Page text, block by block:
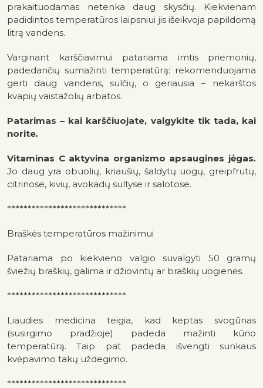
prakaituodamas netenka daug skysčių. Kiekvienam
padidintos temperatūros laipsniui jis išeikvoja papildomą
litrą vandens.
Varginant karščiavimui patariama imtis priemonių,
padedančių sumažinti temperatūrą: rekomenduojama
gerti daug vandens, sulčių, o geriausia – nekarštos
kvapių vaistažolių arbatos.
Patarimas – kai karščiuojate, valgykite tik tada, kai
norite.
Vitaminas C aktyvina organizmo apsaugines jėgas.
Jo daug yra obuolių, kriaušių, šaldytų uogų, greipfrutų,
citrinose, kivių, avokadų sultyse ir salotose.
*****************************
Braškės temperatūros mažinimui
Patariama po kiekvieno valgio suvalgyti 50 gramų
šviežių braškių, galima ir džiovintų ar braškių uogienės.
*****************************
Liaudies medicina teigia, kad keptas svogūnas
(susirgimo pradžioje) padeda mažinti kūno
temperatūrą. Taip pat padeda išvengti sunkaus
kvėpavimo takų uždegimo.
*****************************